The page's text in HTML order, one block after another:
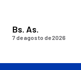
Bs. As.
7 de agosto de 2026